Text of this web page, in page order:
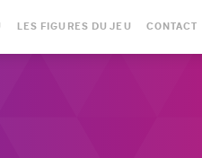
LES FIGURES DU JEU CONTACT